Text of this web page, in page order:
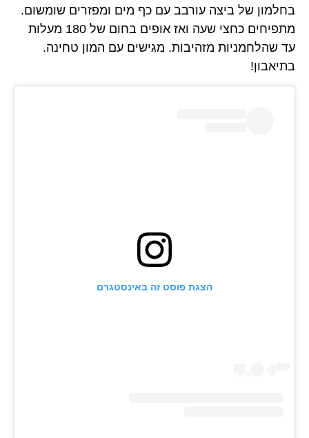
בחלמון של ביצה עורבב עם כף מים ומפזרים שומשום.
מתפיחים כחצי שעה ואז אופים בחום של 180 מעלות
עד שהלחמניות מזהיבות. מגישים עם המון טחינה.
בתיאבון!
הצגת פוסט זה באינסטגרם